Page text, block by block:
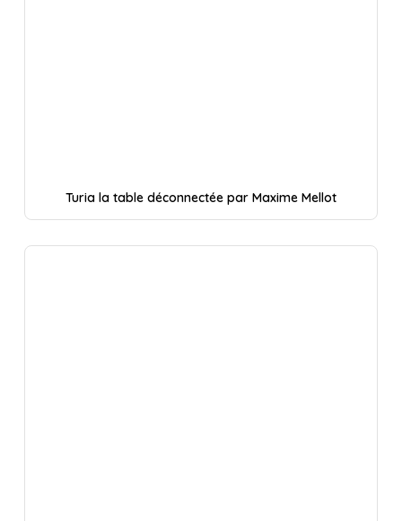
Turia la table déconnectée par Maxime Mellot